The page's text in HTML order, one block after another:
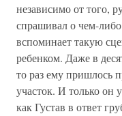
независимо от того,
спрашивал о чем-
вспоминает такую
ребенком. Даже в
то раз ему пришлось
участок. И только он
как Густав в ответ